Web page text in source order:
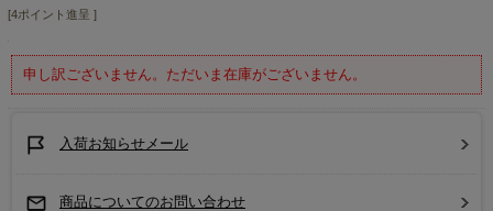
[4ポイント進呈 ]
申し訳ございません。ただいま在庫がございません。
入荷お知らせメール
商品についてのお問い合わせ